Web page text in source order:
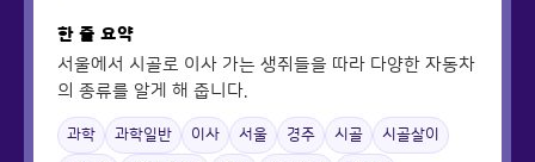
한 줄 요약
서울에서 시골로 이사 가는 생쥐들을 따라 다양한 자동차
의 종류를 알게 해 줍니다.
과학 과학일반 이사 서울 경주 시골 시골살이